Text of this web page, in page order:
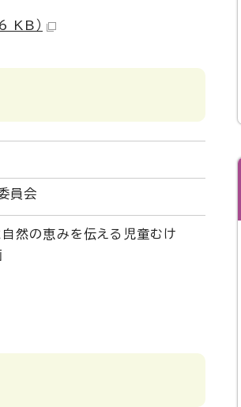
KB）
員会
然の恵みを伝える児童むけ